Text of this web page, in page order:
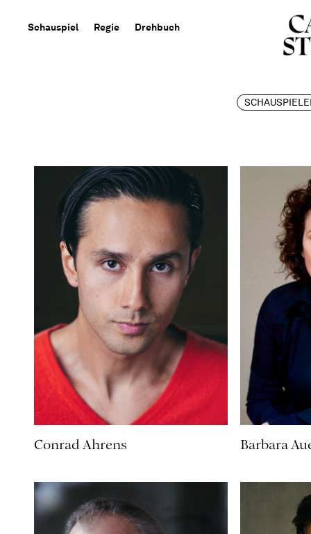
Schauspiel Regie Drehbuch
Conrad Ahrens Barbara